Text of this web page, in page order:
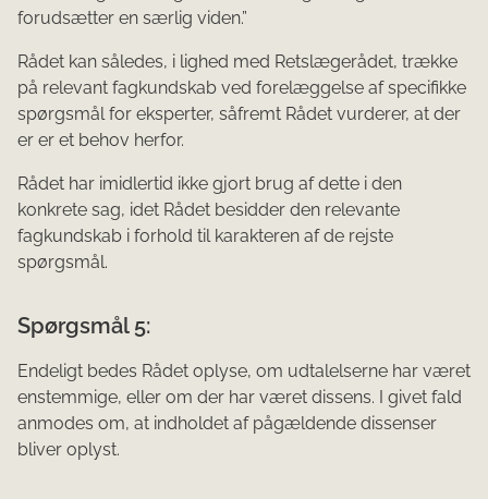
forudsætter en særlig viden.”
Rådet kan således, i lighed med Retslægerådet, trække
på relevant fagkundskab ved forelæggelse af specifikke
spørgsmål for eksperter, såfremt Rådet vurderer, at der
er er et behov herfor.
Rådet har imidlertid ikke gjort brug af dette i den
konkrete sag, idet Rådet besidder den relevante
fagkundskab i forhold til karakteren af de rejste
spørgsmål.
Spørgsmål 5:
Endeligt bedes Rådet oplyse, om udtalelserne har været
enstemmige, eller om der har været dissens. I givet fald
anmodes om, at indholdet af pågæl­dende dissenser
bliver oplyst.